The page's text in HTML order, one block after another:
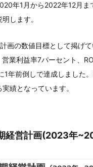
年1月から2022年12月ま
します。
画の数値目標として掲げ
営業利益率7パーセント、
1年前倒しで達成しました
績となっています。
経営計画(2023年